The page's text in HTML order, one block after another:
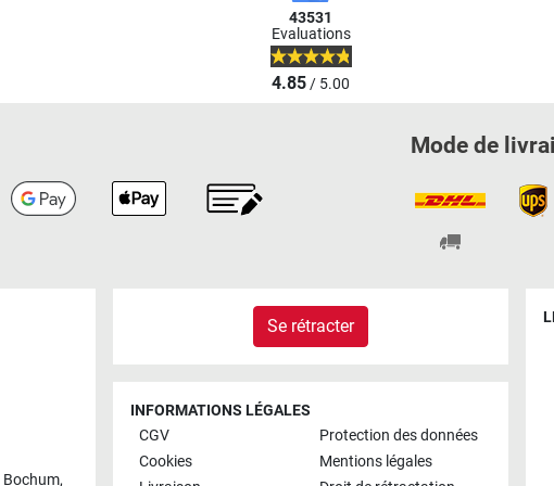
43531
Evaluations
4.85/ 5.00
Mode de
Bochum,
Se rétracter
INFORMATIONS LÉGALES
CGV
Protection des données
Cookies
Mentions légales